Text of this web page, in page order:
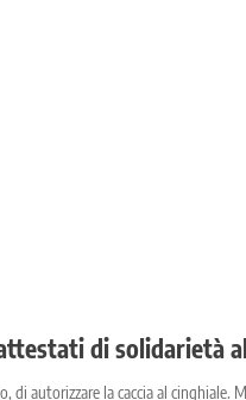
di solidarietà
di autorizzare la caccia al cinghiale.